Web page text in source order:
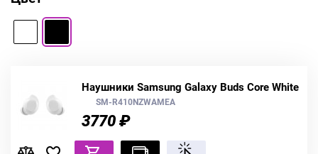
Наушники Samsung Galaxy Buds Core White
SM-R410NZWAMEA
3770 ₽